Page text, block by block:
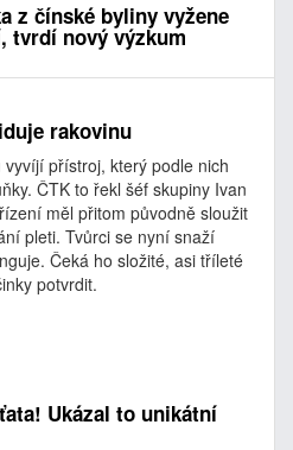
z čínské byliny vyžene
tvrdí nový výzkum
rakovinu
přístroj, který podle nich
ČTK to řekl šéf skupiny Ivan
měl přitom původně sloužit
pleti. Tvůrci se nyní snaží
Čeká ho složité, asi tříleté
potvrdit.
Ukázal to unikátní